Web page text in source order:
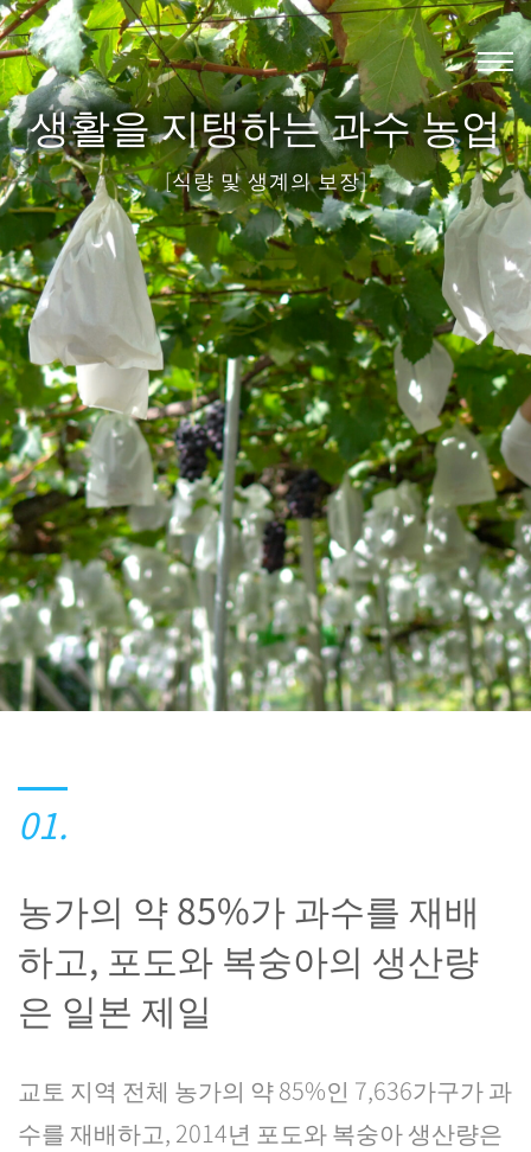
Skip
to
content
생활을 지탱하는 과수 농업
[식량 및 생계의 보장]
01.
농가의 약 85%가 과수를 재배
하고, 포도와 복숭아의 생산량
은 일본 제일
교토 지역 전체 농가의 약 85%인 7,636가구가 과
수를 재배하고, 2014년 포도와 복숭아 생산량은